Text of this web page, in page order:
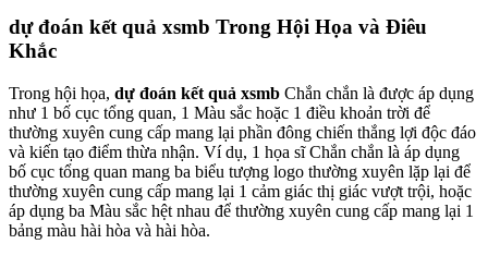
dự đoán kết quả xsmb Trong Hội Họa và Điêu
Khắc
Trong hội họa, dự đoán kết quả xsmb Chắn chắn là được áp dụng
như 1 bố cục tổng quan, 1 Màu sắc hoặc 1 điều khoản trời để
thường xuyên cung cấp mang lại phần đông chiến thắng lợi độc đáo
và kiến tạo điểm thừa nhận. Ví dụ, 1 họa sĩ Chắn chắn là áp dụng
bố cục tổng quan mang ba biểu tượng logo thường xuyên lặp lại để
thường xuyên cung cấp mang lại 1 cảm giác thị giác vượt trội, hoặc
áp dụng ba Màu sắc hệt nhau để thường xuyên cung cấp mang lại 1
bảng màu hài hòa và hài hòa.